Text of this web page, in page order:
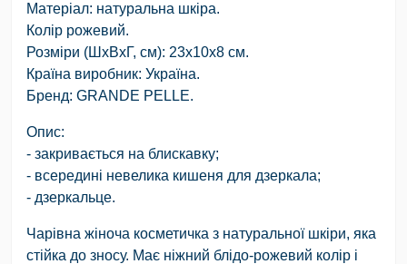
Матеріал: натуральна шкіра.
Колір рожевий.
Розміри (ШхВхГ, см): 23х10х8 см.
Країна виробник: Україна.
Бренд: GRANDE PELLE.
Опис:
- закривається на блискавку;
- всередині невелика кишеня для дзеркала;
- дзеркальце.
Чарівна жіноча косметичка з натуральної шкіри, яка
стійка до зносу. Має ніжний блідо-рожевий колір і